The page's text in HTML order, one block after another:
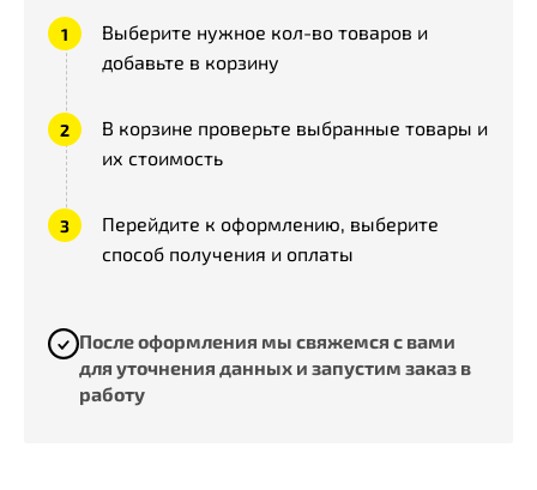
Выберите нужное кол-во товаров и
добавьте в корзину
В корзине проверьте выбранные товары и
их стоимость
Перейдите к оформлению, выберите
способ получения и оплаты
После оформления мы свяжемся с вами
для уточнения данных и запустим заказ в
работу